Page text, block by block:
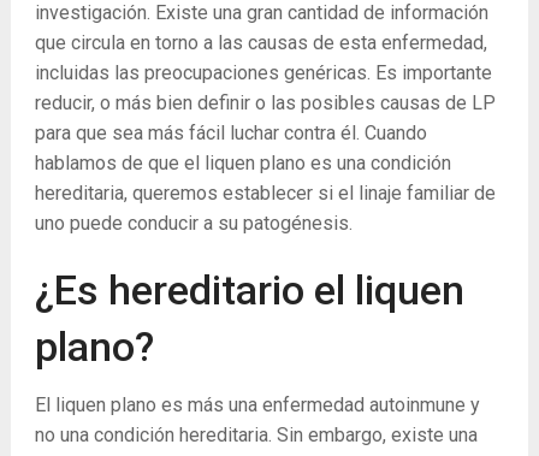
investigación. Existe una gran cantidad de información
que circula en torno a las causas de esta enfermedad,
incluidas las preocupaciones genéricas. Es importante
reducir, o más bien definir o las posibles causas de LP
para que sea más fácil luchar contra él. Cuando
hablamos de que el liquen plano es una condición
hereditaria, queremos establecer si el linaje familiar de
uno puede conducir a su patogénesis.
¿Es hereditario el liquen
plano?
El liquen plano es más una enfermedad autoinmune y
no una condición hereditaria. Sin embargo, existe una